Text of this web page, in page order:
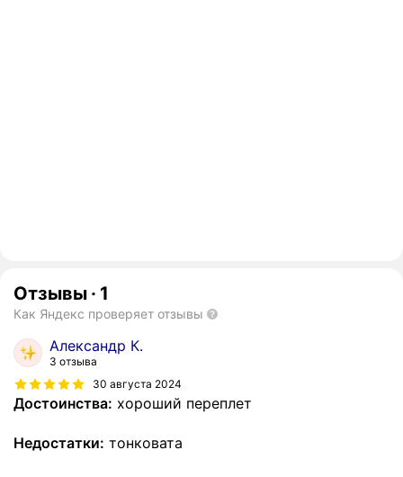
Отзывы · 1
Как Яндекс проверяет отзывы
Александр К.
3 отзыва
30 августа 2024
Достоинства: хороший переплет
Недостатки: тонковата